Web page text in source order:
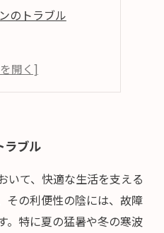
のトラブル
解決法
ラブル
いて、快適な生活を支える
その利便性の陰には、故障
。特に夏の猛暑や冬の寒波